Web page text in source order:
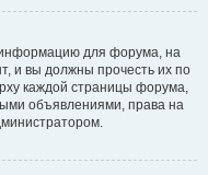
для форума, на
и вы должны прочесть их по
каждой страницы форума,
объявлениями, права на